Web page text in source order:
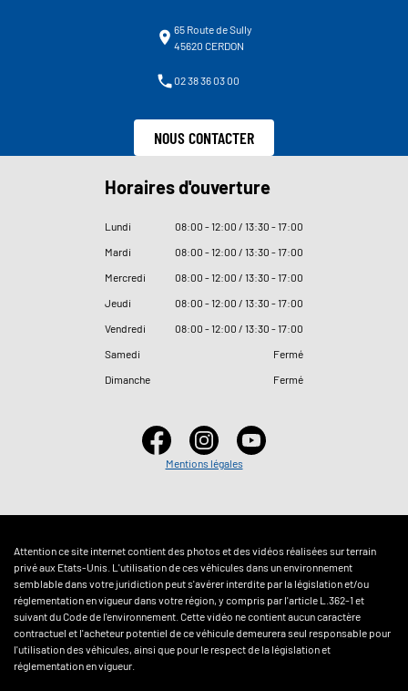
65 Route de Sully
45620 CERDON
02 38 36 03 00
NOUS CONTACTER
Horaires d'ouverture
Lundi 08:00 - 12:00 / 13:30 - 17:00
Mardi
08:00 - 12:00 / 13:30 - 17:00
Mercredi
08:00 - 12:00 / 13:30 - 17:00
Jeudi
08:00 - 12:00 / 13:30 - 17:00
Vendredi
08:00 - 12:00 / 13:30 - 17:00
Samedi
Fermé
Dimanche
Fermé
Mentions légales
Attention ce site internet contient des photos et des vidéos réalisées sur terrain
privé aux Etats-Unis. L'utilisation de ces véhicules dans un environnement
semblable dans votre juridiction peut s'avérer interdite par la législation et/ou
réglementation en vigueur dans votre région, y compris par l'article L.362-1 et
suivant du Code de l'environnement. Cette vidéo ne contient aucun caractère
contractuel et l'acheteur potentiel de ce véhicule demeurera seul responsable pour
l'utilisation des véhicules, ainsi que pour le respect de la législation et
réglementation en vigueur.